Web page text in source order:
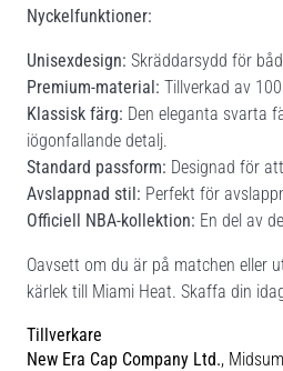
Nyckelfunktioner:
Unisexdesign: Skräddarsydd för
Premium-material: Tillverkad av
Klassisk färg: Den eleganta svarta
iögonfallande detalj.
Standard passform: Designad för
Avslappnad stil: Perfekt för
Officiell NBA-kollektion: En del av
Oavsett om du är på matchen eller
kärlek till Miami Heat. Skaffa din
Tillverkare
New Era Cap Company Ltd.,